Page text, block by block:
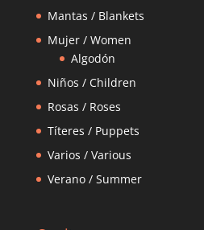
Mantas / Blankets
Mujer / Women
Algodón
Niños / Children
Rosas / Roses
Títeres / Puppets
Varios / Various
Verano / Summer